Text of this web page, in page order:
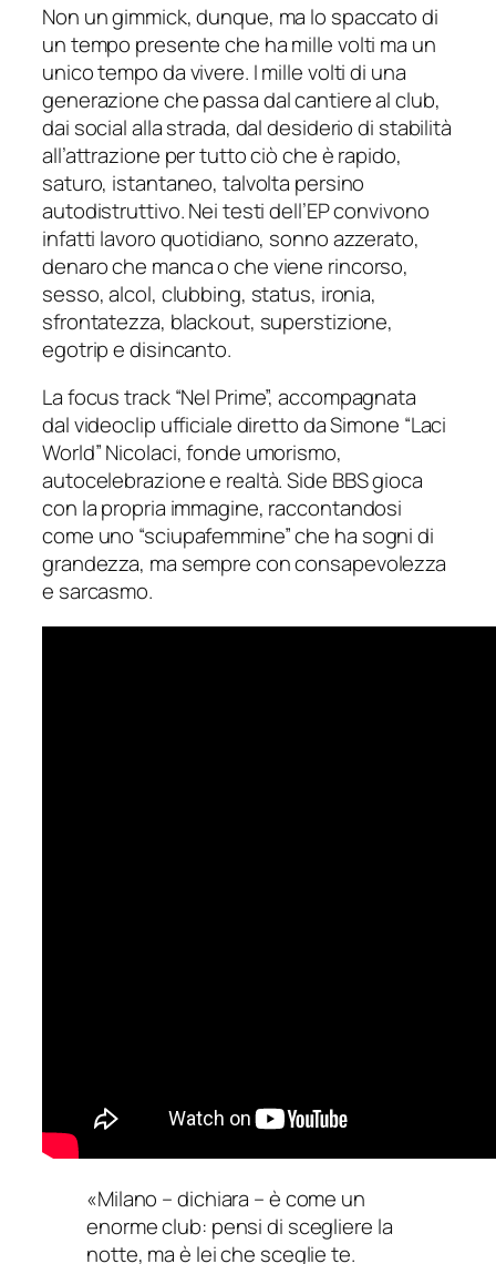
Non un gimmick, dunque, ma lo spaccato di
un tempo presente che ha mille volti ma un
unico tempo da vivere. I mille volti di una
generazione che passa dal cantiere al club,
dai social alla strada, dal desiderio di stabilità
all’attrazione per tutto ciò che è rapido,
saturo, istantaneo, talvolta persino
autodistruttivo. Nei testi dell’EP convivono
infatti lavoro quotidiano, sonno azzerato,
denaro che manca o che viene rincorso,
sesso, alcol, clubbing, status, ironia,
sfrontatezza, blackout, superstizione,
egotrip e disincanto.
La focus track “Nel Prime”, accompagnata
dal videoclip ufficiale diretto da Simone “Laci
World” Nicolaci, fonde umorismo,
autocelebrazione e realtà. Side BBS gioca
con la propria immagine, raccontandosi
come uno “sciupafemmine” che ha sogni di
grandezza, ma sempre con consapevolezza
e sarcasmo.
«Milano – dichiara – è come un
enorme club: pensi di scegliere la
notte, ma è lei che sceglie te.